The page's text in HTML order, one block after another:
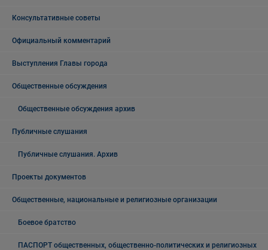
Консультативные советы
Официальный комментарий
Выступления Главы города
Общественные обсуждения
Общественные обсуждения архив
Публичные слушания
Публичные слушания. Архив
Проекты документов
Общественные, национальные и религиозные организации
Боевое братство
ПАСПОРТ общественных, общественно-политических и религиозных